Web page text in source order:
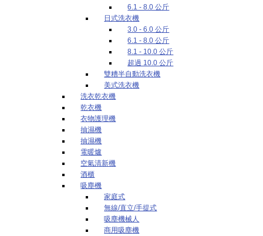
6.1 - 8.0 公斤
日式洗衣機
3.0 - 6.0 公斤
6.1 - 8.0 公斤
8.1 - 10.0 公斤
超過 10.0 公斤
雙糟半自動洗衣機
美式洗衣機
洗衣乾衣機
乾衣機
衣物護理機
抽濕機
抽濕機
電暖爐
空氣清新機
酒櫃
吸塵機
家庭式
無線/直立/手提式
吸塵機械人
商用吸塵機